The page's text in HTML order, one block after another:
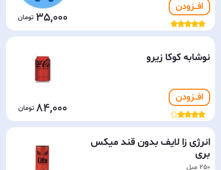
افـــزودن
35,000
نوشابه کوکا زیرو
افـــزودن
84,000
انرژی زا لایف بدون قند میکس
بری
250 میل